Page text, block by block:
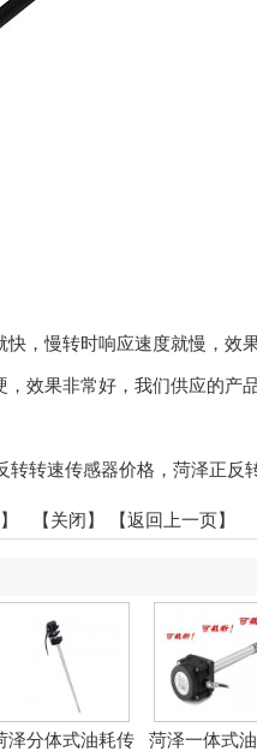
慢转时响应速度就慢，效
效果非常好，我们供应的产
转速传感器价格，菏泽正反
】 【关闭】 【返回上一页】
泽分体式油耗传
菏泽一体式